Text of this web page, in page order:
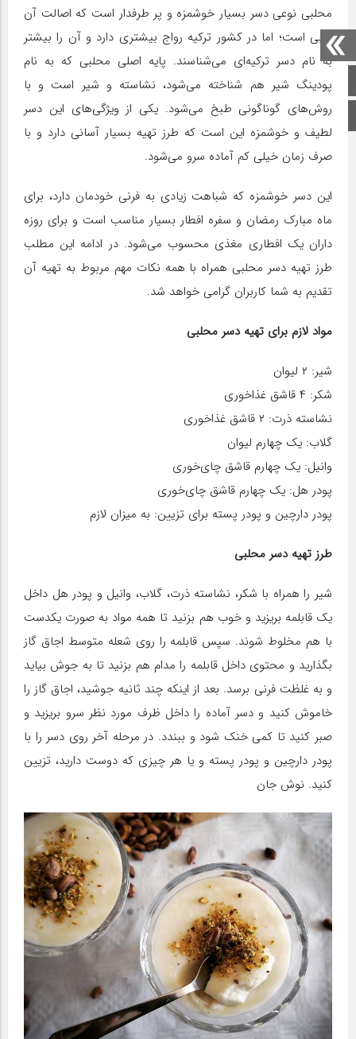
صفحه اصلی
اینستاگرام
محلبی نوعی دسر بسیار خوشمزه و پر طرفدار است که اصالت آن
عربی است؛ اما در کشور ترکیه رواج بیشتری دارد و آن را بیشتر
به نام دسر ترکیه‌ای می‌شناسند. پایه اصلی محلبی که به نام
پودینگ شیر هم شناخته می‌شود، نشاسته و شیر است و با
روش‌های گوناگونی طبخ می‌شود. یکی از ویژگی‌های این دسر
لطیف و خوشمزه این است که طرز تهیه بسیار آسانی دارد و با
صرف زمان خیلی کم آماده سرو می‌شود.
این دسر خوشمزه که شباهت زیادی به فرنی خودمان دارد، برای
ماه مبارک رمضان و سفره افطار بسیار مناسب است و برای روزه
داران یک افطاری مغذی محسوب می‌شود. در ادامه این مطلب
طرز تهیه دسر محلبی همراه با همه نکات مهم مربوط به تهیه آن
تقدیم به شما کاربران گرامی خواهد شد.
مواد لازم برای تهیه دسر محلبی
شیر: ۲ لیوان
شکر: ۴ قاشق غذاخوری
نشاسته ذرت: ۲ قاشق غذاخوری
گلاب: یک چهارم لیوان
وانیل: یک چهارم قاشق چای‌خوری
پودر هل: یک چهارم قاشق چای‌خوری
پودر دارچین و پودر پسته برای تزیین: به میزان لازم
طرز تهیه دسر محلبی
شیر را همراه با شکر، نشاسته ذرت، گلاب، وانیل و پودر هل داخل
یک قابلمه بریزید و خوب هم بزنید تا همه مواد به صورت یکدست
با هم مخلوط شوند. سپس قابلمه را روی شعله متوسط اجاق گاز
بگذارید و محتوی داخل قابلمه را مدام هم بزنید تا به جوش بیاید
و به غلظت فرنی برسد. بعد از اینکه چند ثانیه جوشید، اجاق گاز را
خاموش کنید و دسر آماده را داخل ظرف مورد نظر سرو بریزید و
صبر کنید تا کمی خنک شود و ببندد. در مرحله آخر روی دسر را با
پودر دارچین و پودر پسته و یا هر چیزی که دوست دارید، تزیین
کنید. نوش جان